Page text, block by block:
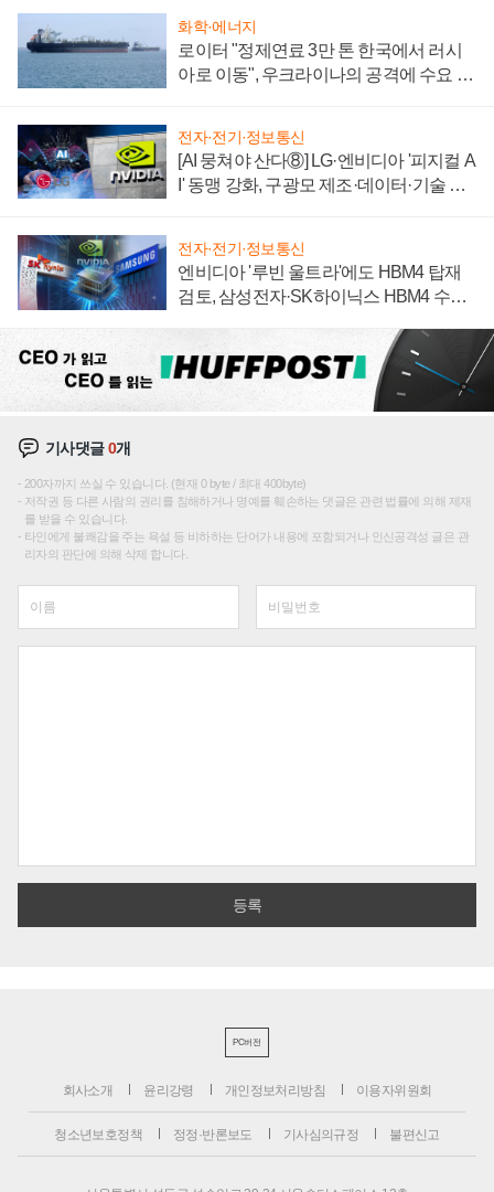
화학·에너지
로이터 "정제연료 3만 톤 한국에서 러시
아로 이동", 우크라이나의 공격에 수요 늘
전자·전기·정보통신
[AI 뭉쳐야 산다⑧] LG·엔비디아 '피지컬 A
I' 동맹 강화, 구광모 제조·데이터·기술 결
전자·전기·정보통신
엔비디아 '루빈 울트라'에도 HBM4 탑재
검토, 삼성전자·SK하이닉스 HBM4 수율
기사댓글0개
200자까지 쓰실 수 있습니다. (현재 0 byte / 최대 400byte)
저작권 등 다른 사람의 권리를 침해하거나 명예를 훼손하는 댓글은 관련 법률에 의해 제재
를 받을 수 있습니다.
타인에게 불쾌감을 주는 욕설 등 비하하는 단어가 내용에 포함되거나 인신공격성 글은 관
리자의 판단에 의해 삭제 합니다.
PC버전
회사소개 윤리강령 개인정보처리방침 이용자위원회
청소년보호정책 정정·반론보도 기사심의규정 불편신고